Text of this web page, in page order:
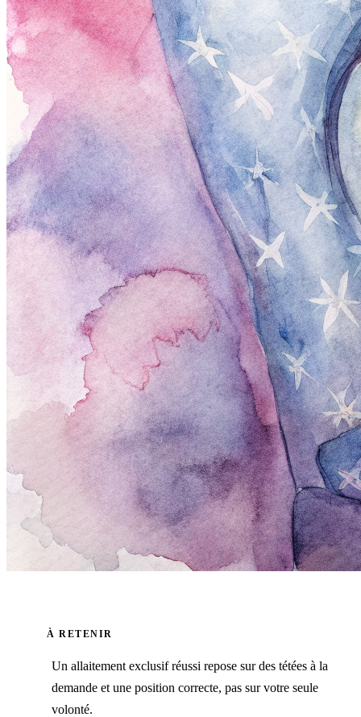
À RETENIR
Un allaitement exclusif réussi repose sur des tétées à la
demande et une position correcte, pas sur votre seule
volonté.